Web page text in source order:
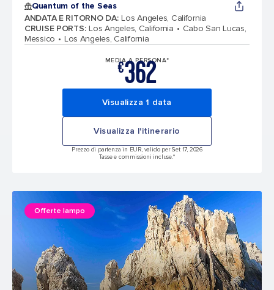
Quantum of the Seas
ANDATA E RITORNO DA: Los Angeles, California
CRUISE PORTS: Los Angeles, California
Cabo San Lucas,
Messico
Los Angeles, California
MEDIA A PERSONA*
€362
Visualizza 1 data
Visualizza l'itinerario
Prezzo di partenza in EUR, valido per Set 17, 2026
Tasse e commissioni incluse.*
Offerte lampo